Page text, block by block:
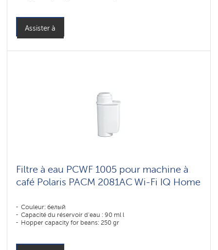
Assister à
Filtre à eau PCWF 1005 pour machine à
café Polaris PACM 2081AC Wi-Fi IQ Home
Couleur: белый
Capacité du réservoir d'eau : 90 ml l
Hopper capacity for beans: 250 gr